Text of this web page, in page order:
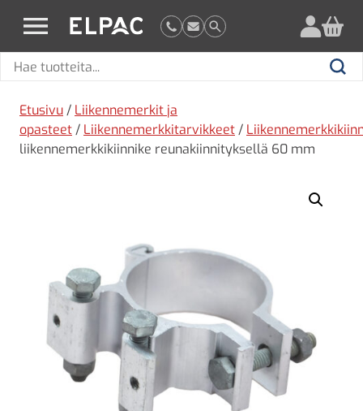
elpac.fi
Hae
Hae
Etusivu / Liikennemerkit ja
opasteet / Liikennemerkkitarvikkeet /
liikennemerkkikiinnike reunakiinnityksellä 60 mm